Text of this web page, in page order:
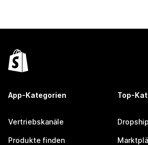
App-Kategorien
Vertriebskanäle
Produkte finden
Top-